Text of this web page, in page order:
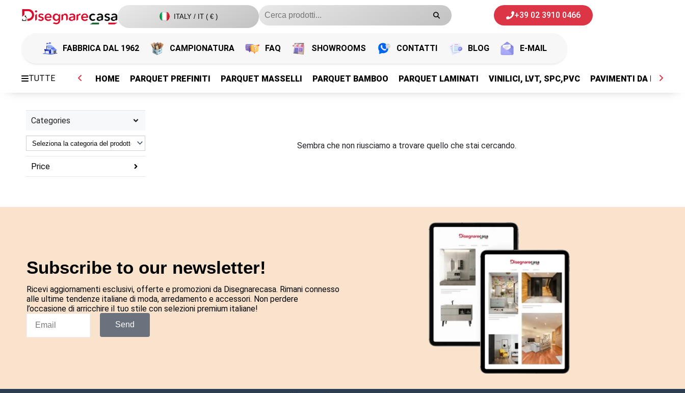
ITALY / IT ( € ) +39 02 3910 0466
FABBRICA DAL 1962 CAMPIONATURA FAQ SHOWROOMS CONTATTI BLOG E-MAIL
TUTTE HOME PARQUET PREFINITI PARQUET MASSELLI PARQUET BAMBOO PARQUET LAMINATI VINILICI, LVT, SPC,PVC PAVIMENTI DA ESTERNI
Categories
Price
Sembra che non riusciamo a trovare quello che stai cercando.
Subscribe to our newsletter!
Ricevi aggiornamenti esclusivi, offerte e promozioni da Disegnarecasa. Rimani connesso
alle ultime tendenze italiane di moda, arredamento e accessori. Non perdere
l’occasione di arricchire il tuo stile con selezioni premium italiane!
Send